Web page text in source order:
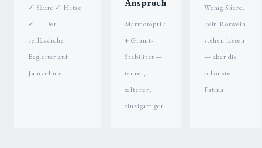
✓ Säure ✓ Hitze
✓ — Der
verlässliche
Begleiter auf
Jahrzehnte
Anspruch
Marmoroptik
+ Granit-
Stabilität —
teurer,
seltener,
einzigartiger
Wenig Säure,
kein Rotwein
stehen lassen
— aber die
schönste
Patina